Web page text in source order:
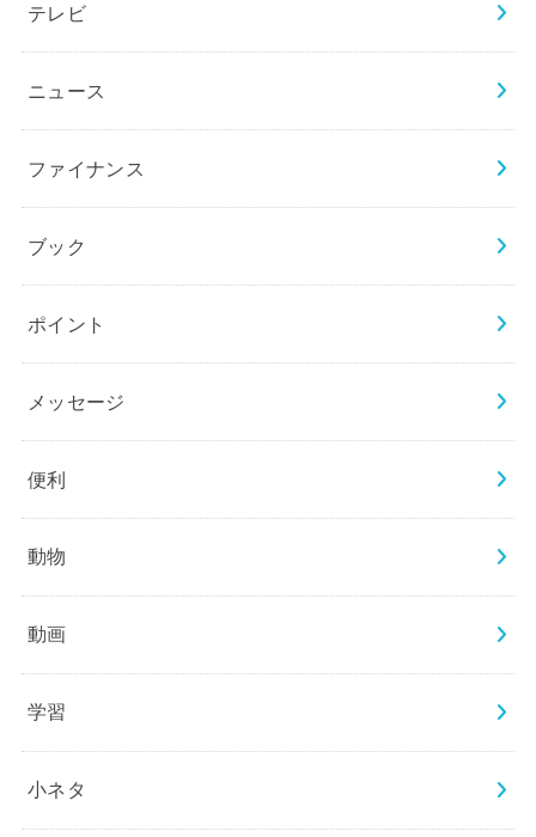
テレビ
ニュース
ファイナンス
ブック
ポイント
メッセージ
便利
動物
動画
学習
小ネタ